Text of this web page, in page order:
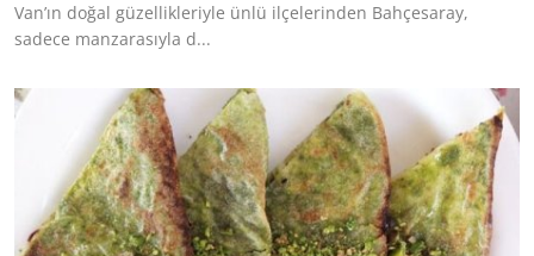
Mutfak Püf Noktaları & İpuçları
Mekan & Lezzet Rotaları
Temel Gıda ve Ürün Rehberleri
İçecek Kültürü & Barista
Yöresel Tarifler & Ev Yemekleri
Van’ın doğal güzellikleriyle ünlü ilçelerinden Bahçesaray,
sadece manzarasıyla d...